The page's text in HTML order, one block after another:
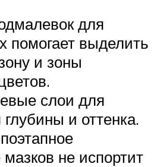
для
помогает выделить
и зоны
слои для
и оттенка.
не испортит